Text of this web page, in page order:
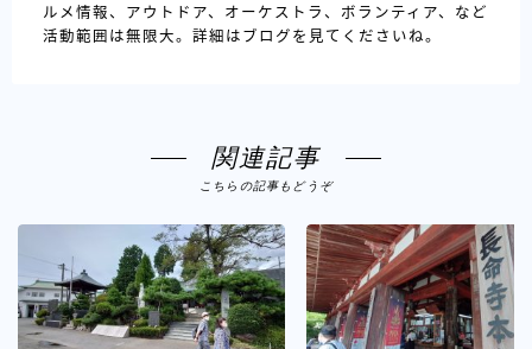
ルメ情報、アウトドア、オーケストラ、ボランティア、など
活動範囲は無限大。詳細はブログを見てくださいね。
関連記事
こちらの記事もどうぞ